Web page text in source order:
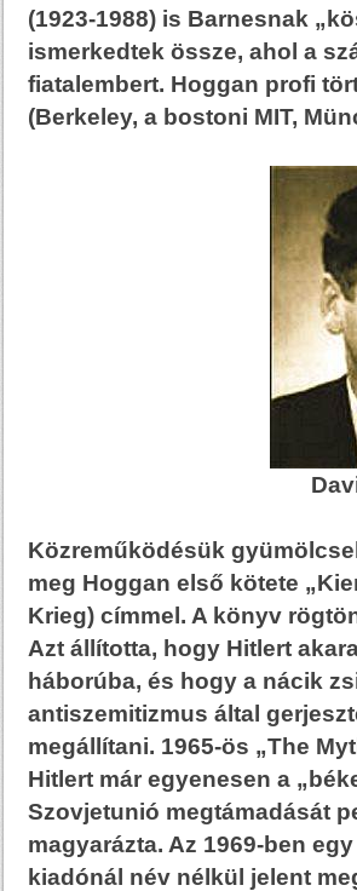
(1923-1988) is Barnesnak
ismerkedtek össze, ahol a
fiatalembert. Hoggan profi
(Berkeley, a bostoni MIT,
Közreműködésük
meg Hoggan első kötete
Krieg) címmel. A könyv
Azt állította, hogy Hitlert
háborúba, és hogy a nácik
antiszemitizmus által
megállítani. 1965-ös „The
Hitlert már egyenesen a
Szovjetunió megtámadását
magyarázta. Az 1969-ben
kiadónál név nélkül jelent